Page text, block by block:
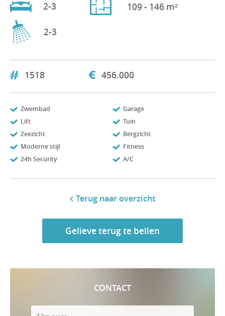
2-3
2-3
109 - 146 m²
1518 456.000
Zwembad
Garage
Lift
Tuin
Zeezicht
Bergzicht
Moderne stijl
Fitness
24h Security
A/C
Terug naar overzicht
Gelieve terug te bellen
CONTACT